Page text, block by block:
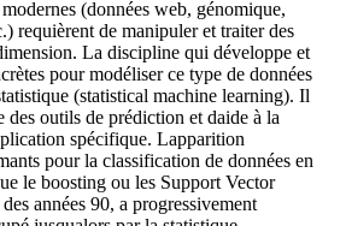
(données web, génomique,
requièrent de manipuler et traiter des
La discipline qui développe et
pour modéliser ce type de données
(statistical machine learning). Il
outils de prédiction et daide à la
spécifique. Lapparition
pour la classification de données en
le boosting ou les Support Vector
années 90, a progressivement